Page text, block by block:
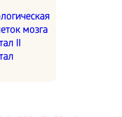
мозга
II